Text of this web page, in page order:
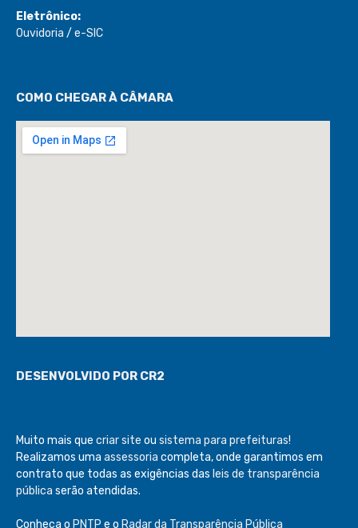
Eletrônico:
Ouvidoria / e-SIC
COMO CHEGAR À CÂMARA
DESENVOLVIDO POR CR2
Muito mais que criar site ou sistema para prefeituras!
Realizamos uma assessoria completa, onde garantimos em
contrato que todas as exigências das leis de transparência
pública serão atendidas.
Conheça o PNTP e o Radar da Transparência Pública